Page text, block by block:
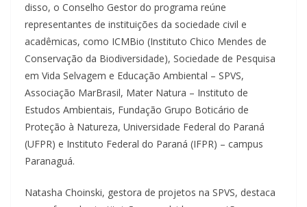
disso, o Conselho Gestor do programa reúne
representantes de instituições da sociedade civil e
acadêmicas, como ICMBio (Instituto Chico Mendes de
Conservação da Biodiversidade), Sociedade de Pesquisa
em Vida Selvagem e Educação Ambiental – SPVS,
Associação MarBrasil, Mater Natura – Instituto de
Estudos Ambientais, Fundação Grupo Boticário de
Proteção à Natureza, Universidade Federal do Paraná
(UFPR) e Instituto Federal do Paraná (IFPR) – campus
Paranaguá.
Natasha Choinski, gestora de projetos na SPVS, destaca